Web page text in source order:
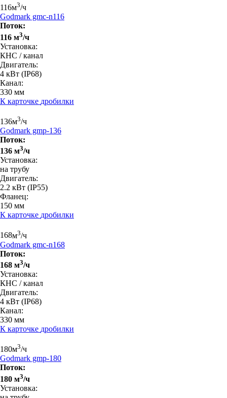
116м3/ч
Godmark gmc-n116
Поток:
116 м3/ч
Установка:
КНС / канал
Двигатель:
4 кВт (IP68)
Канал:
330 мм
К карточке дробилки
136м3/ч
Godmark gmp-136
Поток:
136 м3/ч
Установка:
на трубу
Двигатель:
2.2 кВт (IP55)
Фланец:
150 мм
К карточке дробилки
168м3/ч
Godmark gmc-n168
Поток:
168 м3/ч
Установка:
КНС / канал
Двигатель:
4 кВт (IP68)
Канал:
330 мм
К карточке дробилки
180м3/ч
Godmark gmp-180
Поток:
180 м3/ч
Установка: